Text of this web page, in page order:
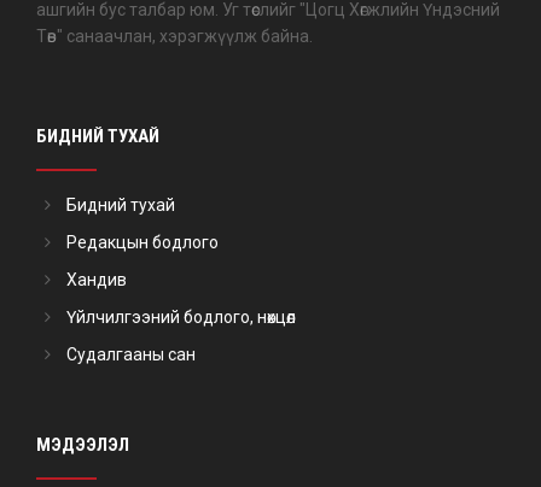
ашгийн бус талбар юм. Уг төслийг "Цогц Хөгжлийн Үндэсний
Төв" санаачлан, хэрэгжүүлж байна.
БИДНИЙ ТУХАЙ
Бидний тухай
Редакцын бодлого
Хандив
Үйлчилгээний бодлого, нөхцөл
Судалгааны сан
МЭДЭЭЛЭЛ